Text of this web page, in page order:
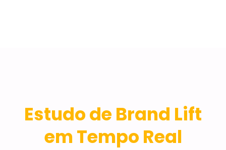
Estudo de Brand Lift
em Tempo Real